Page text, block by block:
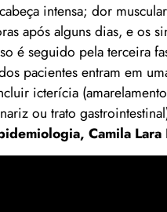
intensa; dor
após alguns dias, e os
é seguido pela terceira
pacientes entram em
icterícia
ou trato
Camila Lara